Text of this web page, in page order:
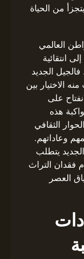
من الحياة
العالمي
انتقائية
فالجيل الجديد
الاختيار بين
على
هذه
الثقافي
وعاداتهم.
يتطلب
فقدان التراث
العصر